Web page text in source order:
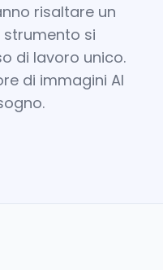
risaltare un
si
di lavoro unico.
di immagini AI